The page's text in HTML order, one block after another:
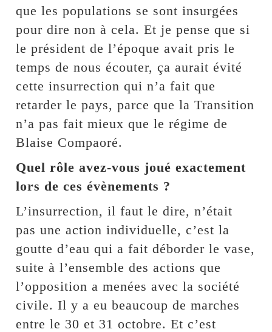
que les populations se sont insurgées
pour dire non à cela. Et je pense que si
le président de l’époque avait pris le
temps de nous écouter, ça aurait évité
cette insurrection qui n’a fait que
retarder le pays, parce que la Transition
n’a pas fait mieux que le régime de
Blaise Compaoré.
Quel rôle avez-vous joué exactement
lors de ces évènements ?
L’insurrection, il faut le dire, n’était
pas une action individuelle, c’est la
goutte d’eau qui a fait déborder le vase,
suite à l’ensemble des actions que
l’opposition a menées avec la société
civile. Il y a eu beaucoup de marches
entre le 30 et 31 octobre. Et c’est